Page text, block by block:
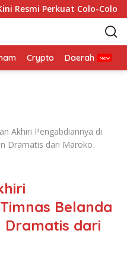
Perkuat Colo-Colo
Crypto Daerah
Akhiri Pengabdiannya di
Dramatis dari Maroko
Belanda
Dramatis dari